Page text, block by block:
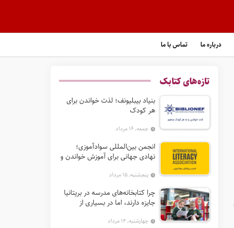
درباره ما تماس با ما
تازه‌های کتابک
بنیاد بیبلیونف؛ لذت خواندن برای
هر کودک
جمعه, ۱۶ مرداد
انجمن بین‌المللی سوادآموزی؛
نهادی جهانی برای آموزش خواندن و
پنجشنبه, ۱۵ مرداد
چرا کتابخانه‌های مدرسه در بریتانیا
جایزه دارند، اما در بسیاری از
چهارشنبه, ۱۴ مرداد